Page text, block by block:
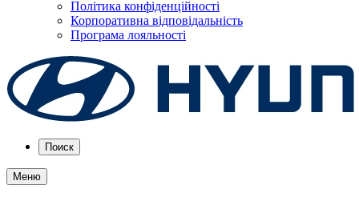
Політика конфіденційності
Корпоративна відповідальність
Програма лояльності
Поиск
Меню